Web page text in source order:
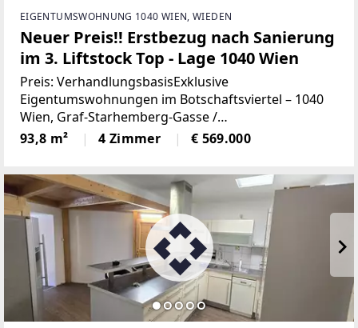
EIGENTUMSWOHNUNG 1040 WIEN, WIEDEN
Neuer Preis!! Erstbezug nach Sanierung
im 3. Liftstock Top - Lage 1040 Wien
Preis: VerhandlungsbasisExklusive
Eigentumswohnungen im Botschaftsviertel – 1040
Wien, Graf-Starhemberg-Gasse /
RainergasseObjektbeschreibungInmitten des
mondänen Botschaftsviertels des 4. Bezirks, in
93,8 m² 4 Zimmer € 569.000